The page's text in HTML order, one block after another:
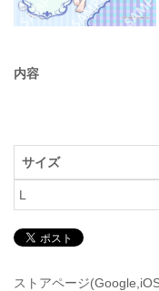
内容
サイズ
L
ストアページ